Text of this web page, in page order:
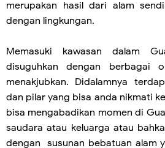
merupakan hasil dari alam
dengan lingkungan.
Memasuki kawasan dalam
disuguhkan dengan berbagai
menakjubkan. Didalamnya
dan pilar yang bisa anda nikmati
bisa mengabadikan momen di
saudara atau keluarga atau
dengan susunan bebatuan alam